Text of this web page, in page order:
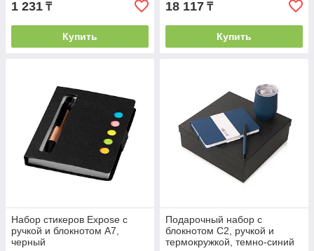
1 231 ₸
Купить
18 117 ₸
Купить
Набор стикеров Expose с
ручкой и блокнотом А7,
черный
Подарочный набор c
блокнотом C2, ручкой и
термокружкой, темно-синий